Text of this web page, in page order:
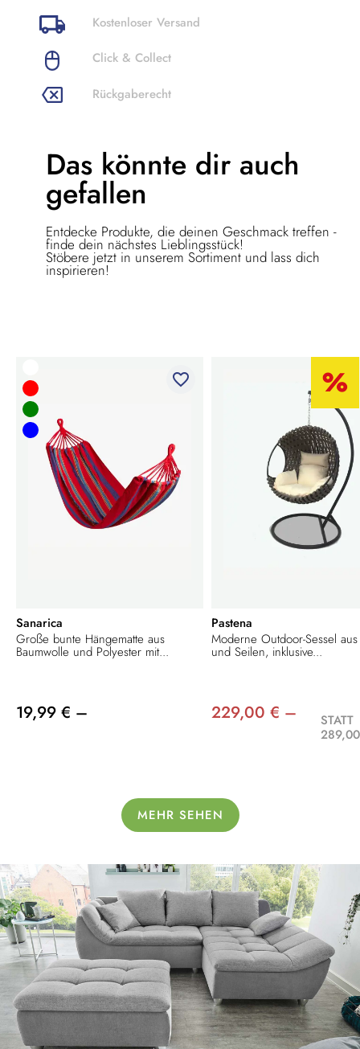
Kostenloser Versand
Click & Collect
Rückgaberecht
Das könnte dir auch
gefallen
Entdecke Produkte, die deinen Geschmack treffen -
finde dein nächstes Lieblingsstück!
Stöbere jetzt in unserem Sortiment und lass dich
inspirieren!
favorite_border
Sanarica
Große bunte Hängematte aus
Baumwolle und Polyester mit...
19,99 € –
Pastena
Moderne Outdoor-Sessel
und Seilen, inklusive...
229,00 € –
STATT
MEHR SEHEN